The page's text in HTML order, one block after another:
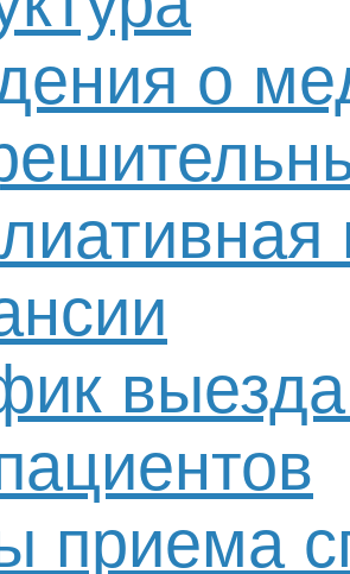
о
приема